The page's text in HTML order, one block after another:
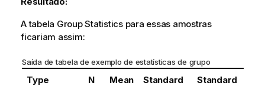
A tabela Group Statisticspara essas amostras
ficariam assim:
Saída de tabela de exemplo de estatísticas de grupo
Type N Mean
Standard
Standard